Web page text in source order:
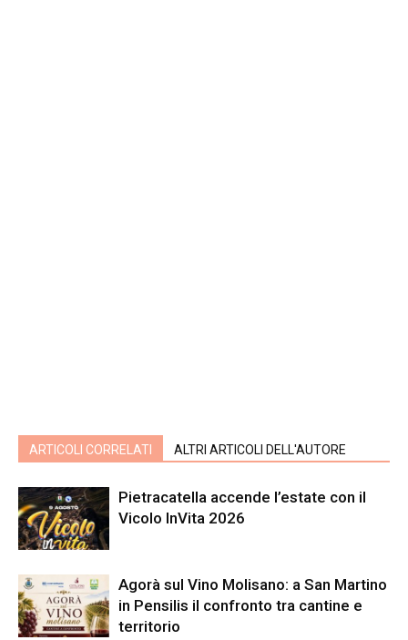
ARTICOLI CORRELATI ALTRI ARTICOLI DELL'AUTORE
Pietracatella accende l’estate con il
Vicolo InVita 2026
Agorà sul Vino Molisano: a San Martino
in Pensilis il confronto tra cantine e
territorio